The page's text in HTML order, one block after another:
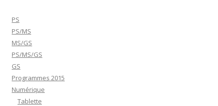
PS
PS/MS
MS/GS
PS/MS/GS
GS
Programmes 2015
Numérique
Tablette